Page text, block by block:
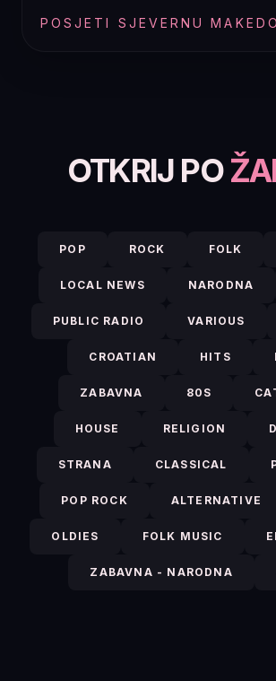
POSJETI SJEVERNU
OTKRIJ PO
POP ROCK FOLK
LOCAL NEWS NARODNA
PUBLIC RADIO VARIOUS
CROATIAN HITS
ZABAVNA 80S
HOUSE RELIGION
STRANA CLASSICAL
POP ROCK ALTERNATIVE
OLDIES FOLK MUSIC
ZABAVNA - NARODNA